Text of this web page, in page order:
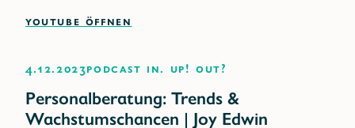
YOUTUBE ÖFFNEN
4.12.2023Podcast IN. UP! OUT?
Personalberatung: Trends &
Wachstumschancen | Joy Edwin